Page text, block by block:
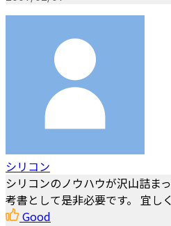
シリコン
シリコンのノウハウが沢山詰ま
考書として是非必要です。 宜し
Good